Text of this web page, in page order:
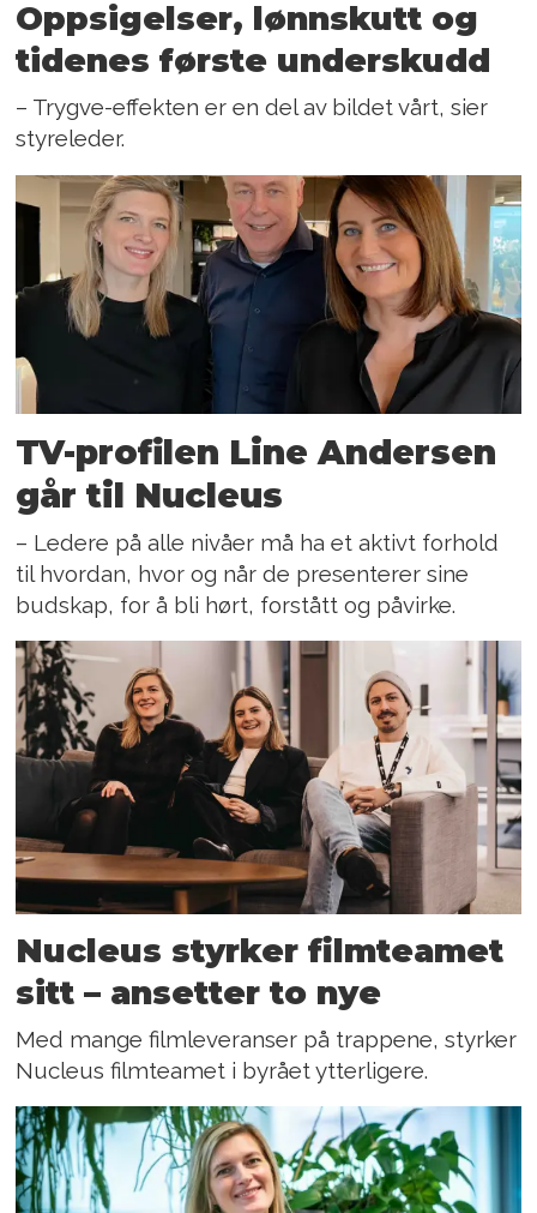
Oppsigelser, lønnskutt og
tidenes første underskudd
– Trygve-effekten er en del av bildet vårt, sier
styreleder.
TV-profilen Line Andersen
går til Nucleus
– Ledere på alle nivåer må ha et aktivt forhold
til hvordan, hvor og når de presenterer sine
budskap, for å bli hørt, forstått og påvirke.
Nucleus styrker filmteamet
sitt – ansetter to nye
Med mange filmleveranser på trappene, styrker
Nucleus filmteamet i byrået ytterligere.